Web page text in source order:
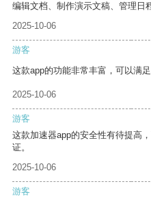
编辑文档、制作演示文稿、管理日
2025-10-06
游客
这款app的功能非常丰富，可以满
2025-10-06
游客
这款加速器app的安全性有待提高
证。
2025-10-06
游客